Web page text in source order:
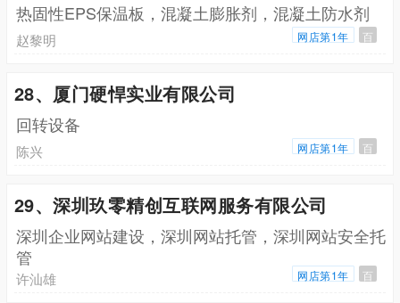
热固性EPS保温板，混凝土膨胀剂，混凝土防水剂
赵黎明 网店第1年 百
28、厦门硬悍实业有限公司
回转设备
陈兴 网店第1年 百
29、深圳玖零精创互联网服务有限公司
深圳企业网站建设，深圳网站托管，深圳网站安全托
管
许汕雄 网店第1年 百